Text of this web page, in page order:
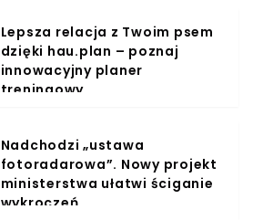
Lepsza relacja z Twoim psem
dzięki hau.plan – poznaj
innowacyjny planer
treningowy
Nadchodzi „ustawa
fotoradarowa”. Nowy projekt
ministerstwa ułatwi ściganie
wykroczeń